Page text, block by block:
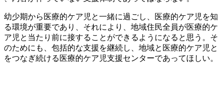
幼少期から医療的ケア児と一緒に過ごし、医療的ケア児を知
る環境が重要であり、それにより、地域住民全員が医療的ケ
ア児と当たり前に接することができるようになると思う。そ
のためにも、包括的な支援を継続し、地域と医療的ケア児と
をつなぎ続ける医療的ケア児支援センターであってほしい。